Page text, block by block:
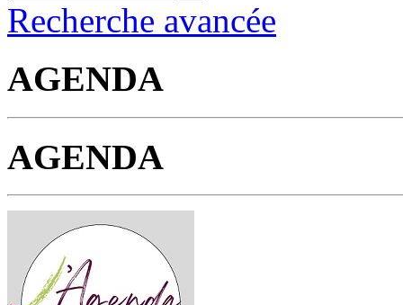
Recherche avancée
AGENDA
AGENDA